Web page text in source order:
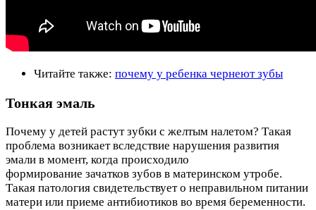
Читайте также: почему у ребенка чернеют зубы
Тонкая эмаль
Почему у детей растут зубки с желтым налетом? Такая
проблема возникает вследствие нарушения развития
эмали в момент, когда происходило
формирование зачатков зубов в материнском утробе.
Такая патология свидетельствует о неправильном питании
матери или приеме антибиотиков во время беременности.